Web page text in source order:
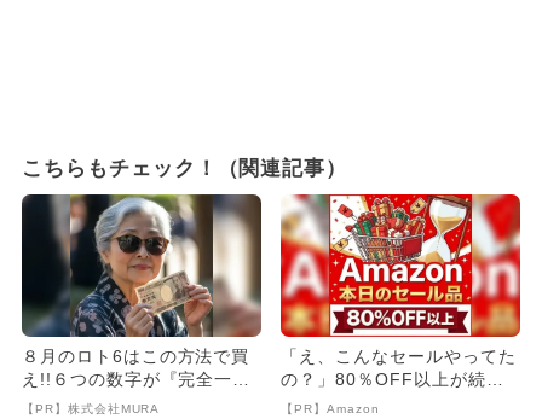
こちらもチェック！（関連記事）
８月のロト6はこの方法で買
え!!６つの数字が『完全一
致』する方法
【PR】株式会社MURA
「え、こんなセールやってた
の？」80％OFF以上が続々
登場！Amazonの本気が...
【PR】Amazon